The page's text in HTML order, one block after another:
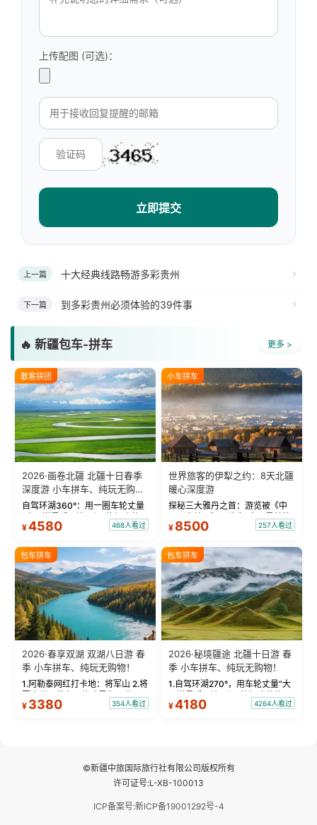
上传配图 (可选)：
立即提交
上一篇 十大经典线路畅游多彩贵州
下一篇 到多彩贵州必须体验的39件事
🔥 新疆包车-拼车 更多 >
散客拼团
2026·画卷北疆 北疆十日春季
深度游 小车拼车、纯玩无购
物！
自驾环湖360°：用一圈车轮丈量
“大西洋最后一滴眼泪”的极致蔚
蓝。 赛湖旅拍：甄选多款风格服
绝美瞬间。 赛湖坦克300跟车视
频：专业摄影师...
¥4580 468人看过
小车拼车
世界旅客的伊犁之约：8天北疆
暖心深度游
探秘三大雅丹之首：游览被《中
国国家地理》评选为“中国最美的
三大雅丹”第一名的克拉玛依魔鬼
瓦人最大村落——禾木村，欣赏
晨雾与小木...
¥ 8500 257人看过
包车拼车
2026·春享双湖 双湖八日游 春
季 小车拼车、纯玩无购物！
1.阿勒泰网红打卡地：将军山 2.将
军山落日缆车，体验雪都风光 3.
将军山，夕阳派对，蹦迪party 4.
¥ 3380 354人看过
包车拼车
2026·秘境疆途 北疆十日游 春
季 小车拼车、纯玩无购物！
1.自驾环湖270°，用车轮丈量“大
西洋最后一滴眼泪”的极致蔚蓝，
让雪山、花海与深邃湖水在转弯
¥4180 4264人看过
©新疆中旅国际旅行社有限公司版权所有
许可证号:L-XB-100013
ICP备案号:新ICP备19001292号-4